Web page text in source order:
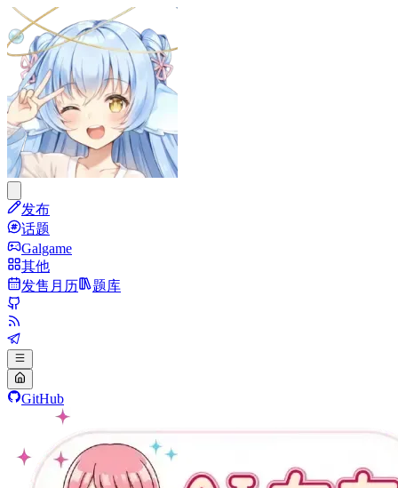
发布
话题
Galgame
其他
发售月历
题库
GitHub